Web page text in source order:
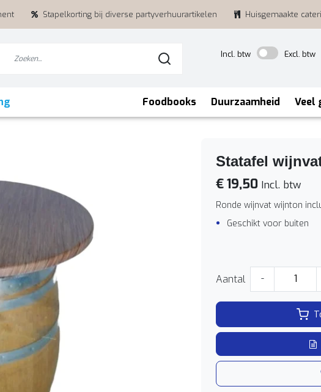
Stapelkorting bij diverse partyverhuurartikelen Huisgemaakte
Incl. btw
Excl. btw
Foodbooks Duurzaamheid Veel
Statafel
€ 19,50 Incl. btw
Ronde wijnvat wijnton
Geschikt voor buiten
Aantal -